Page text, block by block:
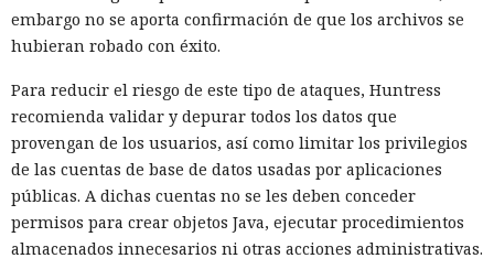
embargo no se aporta confirmación de que los archivos se
hubieran robado con éxito.
Para reducir el riesgo de este tipo de ataques, Huntress
recomienda validar y depurar todos los datos que
provengan de los usuarios, así como limitar los privilegios
de las cuentas de base de datos usadas por aplicaciones
públicas. A dichas cuentas no se les deben conceder
permisos para crear objetos Java, ejecutar procedimientos
almacenados innecesarios ni otras acciones administrativas.